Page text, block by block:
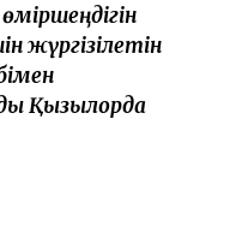
жүргізілетін
Қызылорда